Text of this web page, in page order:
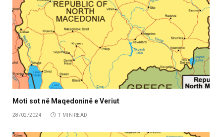
Moti sot në Maqedoninë e Veriut
28/02/2024 1 MIN READ